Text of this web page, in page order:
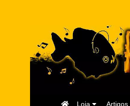
Artigos
Loja
Página